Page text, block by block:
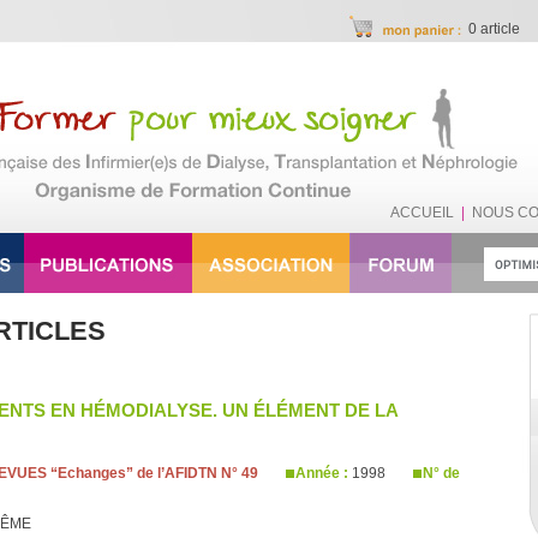
0 article
ACCUEIL NOUS
EN HÉMODIALYSE. UN ÉLÉMENT DE LA
“Echanges” de l’AFIDTN N° 49 Année : 1998 N° de